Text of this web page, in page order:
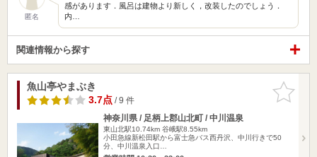
匿名
感があります．風呂は建物より新しく，改装したのでしょう．
内…
関連情報から探す
お気に入
りに追加
魚山亭やまぶき
3.7点/ 9 件
神奈川県 / 足柄上郡山北町 / 中川温泉
東山北駅10.74km 谷峨駅8.55km
小田急線新松田駅から富士急バス西丹沢、中川行きで50
分、中川温泉入口…